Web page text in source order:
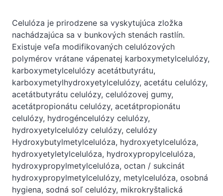
Celulóza je prirodzene sa vyskytujúca zložka
nachádzajúca sa v bunkových stenách rastlín.
Existuje veľa modifikovaných celulózových
polymérov vrátane vápenatej karboxymetylcelulózy,
karboxymetylcelulózy acetátbutyrátu,
karboxymetylhydroxyetylcelulózy, acetátu celulózy,
acetátbutyrátu celulózy, celulózovej gumy,
acetátpropionátu celulózy, acetátpropionátu
celulózy, hydrogéncelulózy celulózy,
hydroxyetylcelulózy celulózy, celulózy
Hydroxybutylmetylcelulóza, hydroxyetylcelulóza,
hydroxyetyletylcelulóza, hydroxypropylcelulóza,
hydroxypropylmetylcelulóza, octan / sukcinát
hydroxypropylmetylcelulózy, metylcelulóza, osobná
hygiena, sodná soľ celulózy, mikrokryštalická